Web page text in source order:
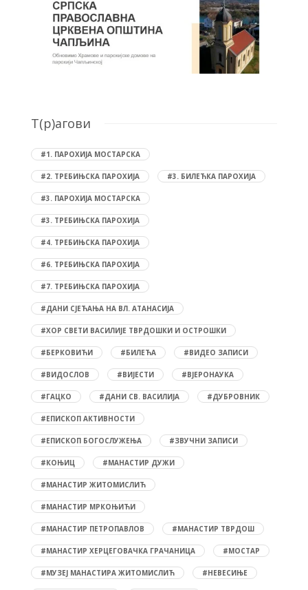
T(р)агови
#1. ПАРОХИЈА МОСТАРСКА
#2. ТРЕБИЊСКА ПАРОХИЈА #3. БИЛЕЋКА ПАРОХИЈА
#3. ПАРОХИЈА МОСТАРСКА
#3. ТРЕБИЊСКА ПАРОХИЈА
#4. ТРЕБИЊСКА ПАРОХИЈА
#6. ТРЕБИЊСКА ПАРОХИЈА
#7. ТРЕБИЊСКА ПАРОХИЈА
#ДАНИ СЈЕЋАЊА НА ВЛ. АТАНАСИЈА
#ХОР СВЕТИ ВАСИЛИЈЕ ТВРДОШКИ И ОСТРОШКИ
#БЕРКОВИЋИ #БИЛЕЋА #ВИДЕО ЗАПИСИ
#ВИДОСЛОВ #ВИЈЕСТИ #ВЈЕРОНАУКА
#ГАЦКО #ДАНИ СВ. ВАСИЛИЈА #ДУБРОВНИК
#ЕПИСКОП АКТИВНОСТИ
#ЕПИСКОП БОГОСЛУЖЕЊА #ЗВУЧНИ ЗАПИСИ
#КОЊИЦ #МАНАСТИР ДУЖИ
#МАНАСТИР ЖИТОМИСЛИЋ
#МАНАСТИР МРКОЊИЋИ
#МАНАСТИР ПЕТРОПАВЛОВ #МАНАСТИР ТВРДОШ
#МАНАСТИР ХЕРЦЕГОВАЧКА ГРАЧАНИЦА #МОСТАР
#МУЗЕЈ МАНАСТИРА ЖИТОМИСЛИЋ #НЕВЕСИЊЕ